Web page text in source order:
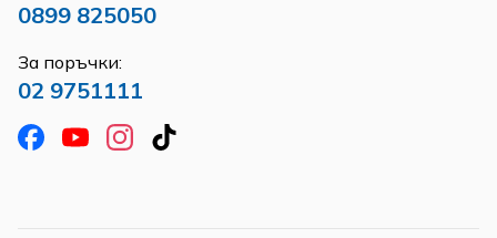
0899 825050
За поръчки:
02 9751111